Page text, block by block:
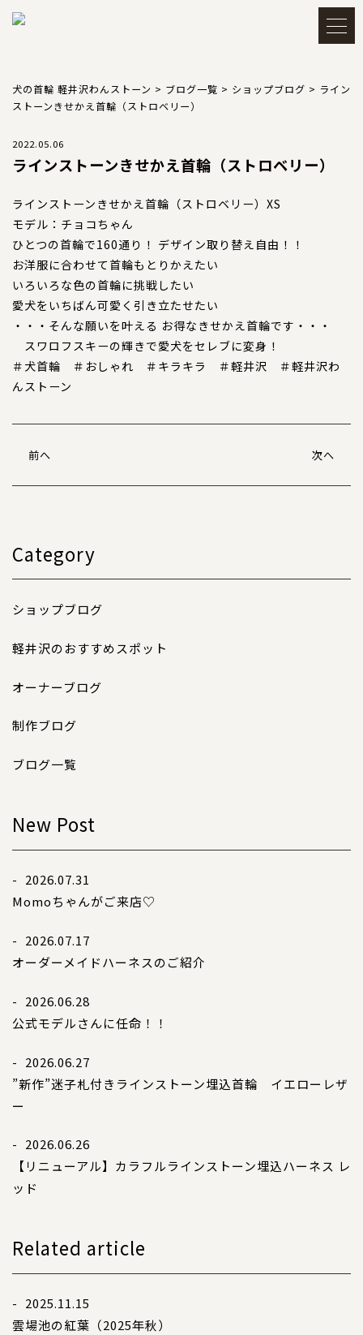
メルマガ登録・解除 アカウント
買い物かごを見る
TOP トップ
CATEGORY カテゴリー
犬の本革首輪
犬のネックレス
犬の本革ハーフチョーク
犬のチャーム
大型犬用
猫の首輪
ペットカート用ネームプレート
特注品
お直し
忌避剤
CORDINATE
コーディネート一覧
CONTENTS コンテンツ
店舗情報
卸業者様へ
軽井沢わんストーンへご来店のお客様へ
犬の首輪 軽井沢わんストーン > ブログ一覧 > ショップブログ > ライン
ストーンきせかえ首輪（ストロベリー）
2022.05.06
ラインストーンきせかえ首輪（ストロベリー）
ラインストーンきせかえ首輪（ストロベリー）XS
モデル：チョコちゃん
ひとつの首輪で160通り！ デザイン取り替え自由！！
お洋服に合わせて首輪もとりかえたい
いろいろな色の首輪に挑戦したい
愛犬をいちばん可愛く引き立たせたい
・・・そんな願いを叶える お得なきせかえ首輪です・・・
スワロフスキーの輝きで愛犬をセレブに変身！
＃犬首輪
＃おしゃれ ＃キラキラ ＃軽井沢
＃軽井沢わ
んストーン
前へ 次へ
Category
ショップブログ
軽井沢のおすすめスポット
オーナーブログ
制作ブログ
ブログ一覧
New Post
- 2026.07.31
Momoちゃんがご来店♡
- 2026.07.17
オーダーメイドハーネスのご紹介
- 2026.06.28
公式モデルさんに任命！！
- 2026.06.27
”新作”迷子札付きラインストーン埋込首輪 イエローレザ
ー
- 2026.06.26
【リニューアル】カラフルラインストーン埋込ハーネス レ
ッド
Related article
- 2025.11.15
雲場池の紅葉（2025年秋）